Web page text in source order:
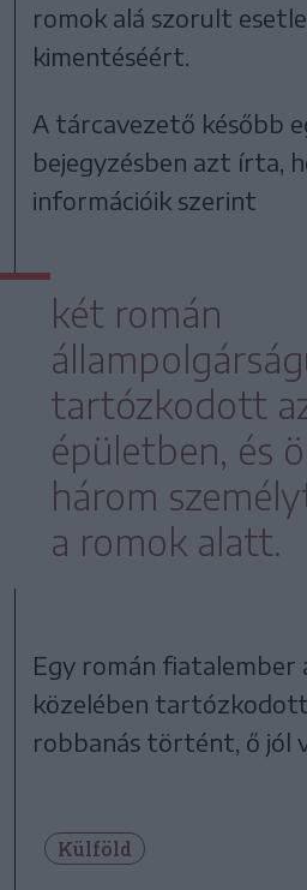
romok alá szorult
kimentéséért.
A tárcavezető később
bejegyzésben azt írta,
információik szerint
két román
tartózkodott
épületben, és
három
a romok alatt.
Egy román fiatalember
közelében
robbanás történt, ő jól
Külföld